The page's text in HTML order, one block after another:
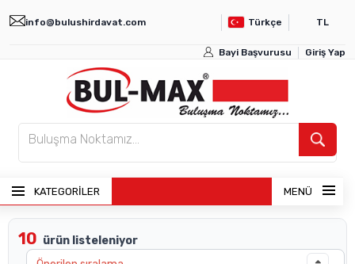
info@bulushirdavat.com Türkçe TL
Bayi Başvurusu Giriş Yap
KATEGORİLER MENÜ
ANASAYFA
10 ürün listeleniyor